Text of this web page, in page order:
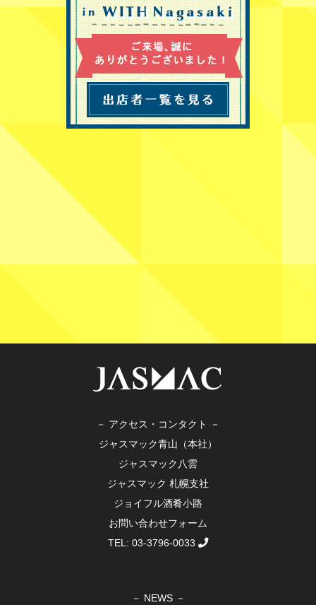
－ アクセス・コンタクト －
ジャスマック青山（本社）
ジャスマック八雲
ジャスマック 札幌支社
ジョイフル酒肴小路
お問い合わせフォーム
TEL: 03-3796-0033
－ NEWS －